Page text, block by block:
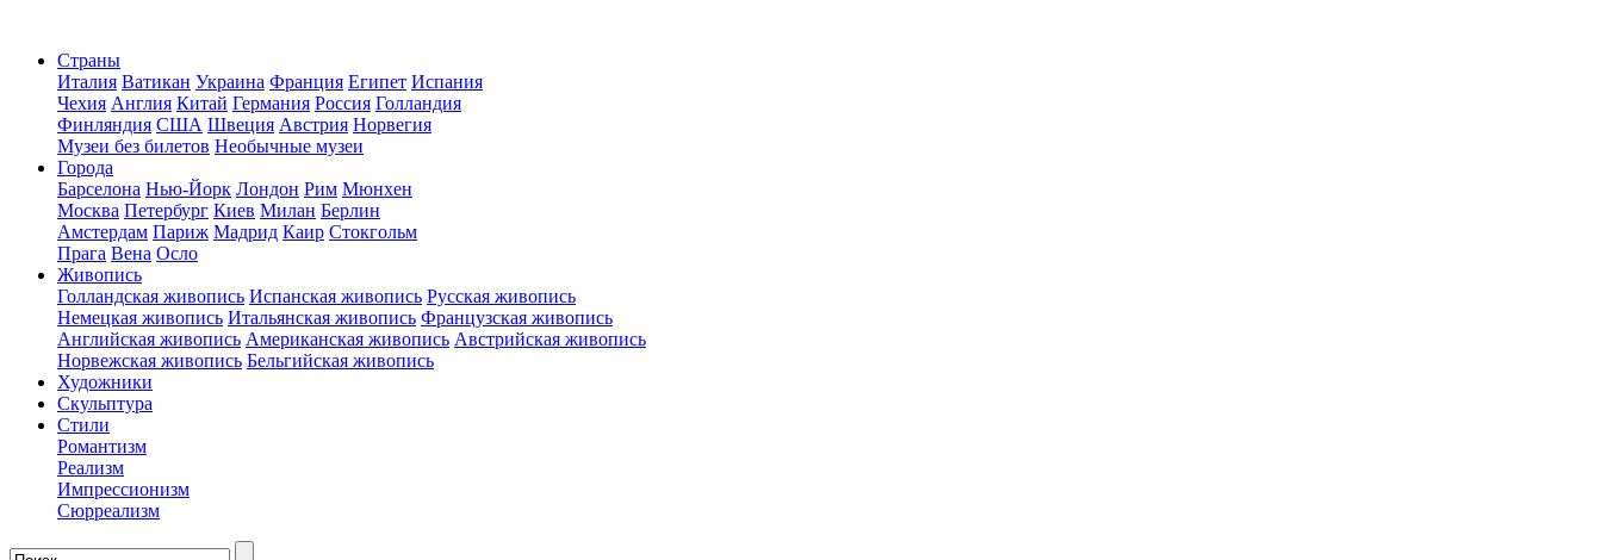
Страны
Италия Ватикан Украина Франция Египет Испания
Чехия Англия Китай Германия Россия Голландия
Финляндия США Швеция Австрия Норвегия
Музеи без билетов Необычные музеи
Города
Барселона Нью-Йорк Лондон Рим Мюнхен
Москва Петербург Киев Милан Берлин
Амстердам Париж Мадрид Каир Стокгольм
Прага Вена Осло
Живопись
Голландская живопись Испанская живопись Русская живопись
Немецкая живопись Итальянская живопись Французская живопись
Английская живопись Американская живопись Австрийская живопись
Норвежская живопись Бельгийская живопись
Художники
Скульптура
Стили
Романтизм
Реализм
Импрессионизм
Сюрреализм